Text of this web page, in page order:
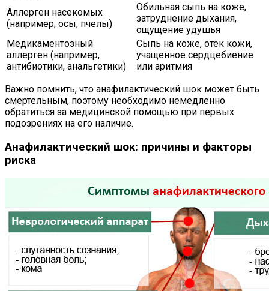
Аллерген насекомых
(например, осы, пчелы)
Обильная сыпь на коже,
затруднение дыхания,
ощущение удушья
Медикаментозный
аллерген (например,
антибиотики, анальгетики)
Сыпь на коже, отек кожи,
учащенное сердцебиение
или аритмия
Важно помнить, что анафилактический шок может быть
смертельным, поэтому необходимо немедленно
обратиться за медицинской помощью при первых
подозрениях на его наличие.
Анафилактический шок: причины и факторы
риска